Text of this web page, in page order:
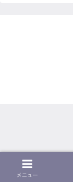
メニュー